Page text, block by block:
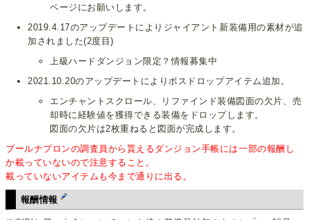
ページにお願いします。
2019.4.17のアップデートによりジャイアント新装備用の素材が追
加されました(2度目)
上級ハードダンジョン限定？情報募集中
2021.10.20のアップデートによりボスドロップアイテム追加。
エンチャントスクロール、リファインド装備図面の欠片、売
却時に経験値を獲得できる装備をドロップします。
図面の欠片は2枚重ねると図面が完成します。
ブールナプロンの調査員から貰えるダンジョン手帳には一部の報酬し
か載っていないので注意すること。
載っていないアイテムも今まで通りに出る。
報酬情報